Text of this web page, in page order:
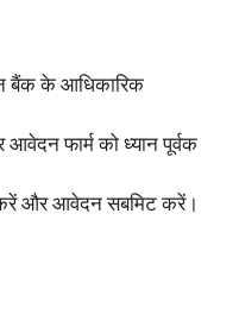
बैंक के आधिकारिक
फार्म को ध्यान पूर्वक
और आवेदन सबमिट करें।